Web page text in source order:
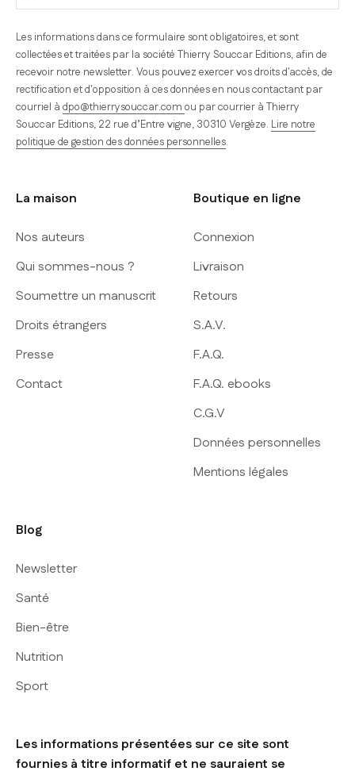
Les informations dans ce formulaire sont obligatoires, et sont
collectées et traitées par la société Thierry Souccar Editions, afin de
recevoir notre newsletter. Vous pouvez exercer vos droits d'accès, de
rectification et d'opposition à ces données en nous contactant par
courriel à dpo@thierrysouccar.com ou par courrier à Thierry
Souccar Editions, 22 rue d’Entre vigne, 30310 Vergèze. Lire notre
politique de gestion des données personnelles.
La maison
Nos auteurs
Qui sommes-nous ?
Soumettre un manuscrit
Droits étrangers
Presse
Contact
Boutique en ligne
Connexion
Livraison
Retours
S.A.V.
F.A.Q.
F.A.Q. ebooks
C.G.V
Données personnelles
Mentions légales
Blog
Newsletter
Santé
Bien-être
Nutrition
Sport
Les informations présentées sur ce site sont
fournies à titre informatif et ne sauraient se